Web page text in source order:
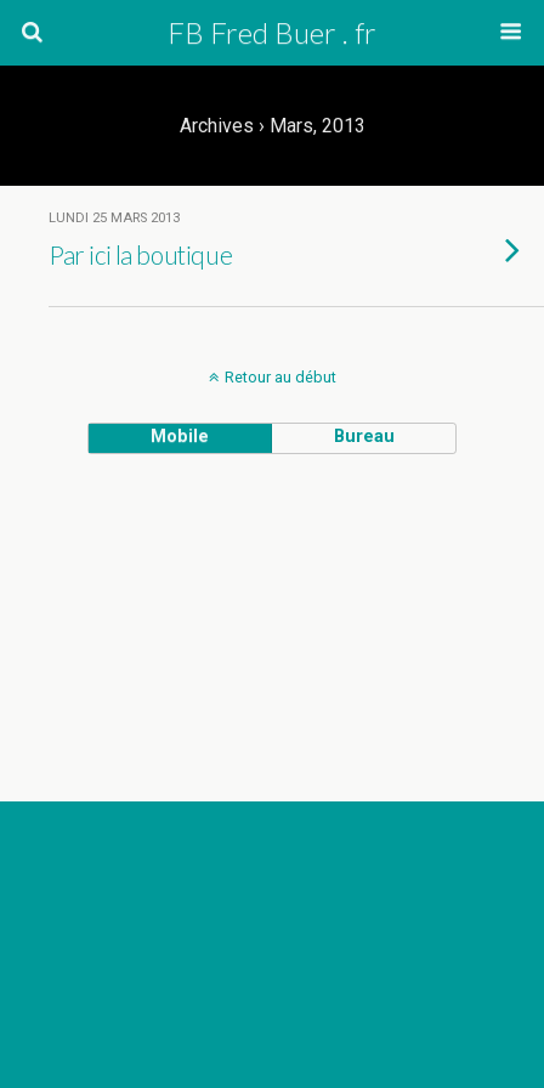
FB Fred Buer . fr
Archives › Mars, 2013
LUNDI 25 MARS 2013
Par ici la boutique
Retour au début
Mobile Bureau